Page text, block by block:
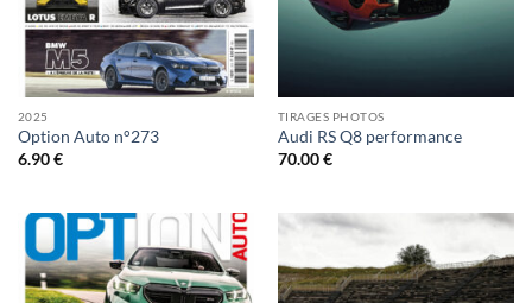
2025
Option Auto n°273
6.90€
TIRAGES PHOTOS
Audi RS Q8 performance
70.00€